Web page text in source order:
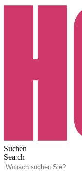
Suchen
Search